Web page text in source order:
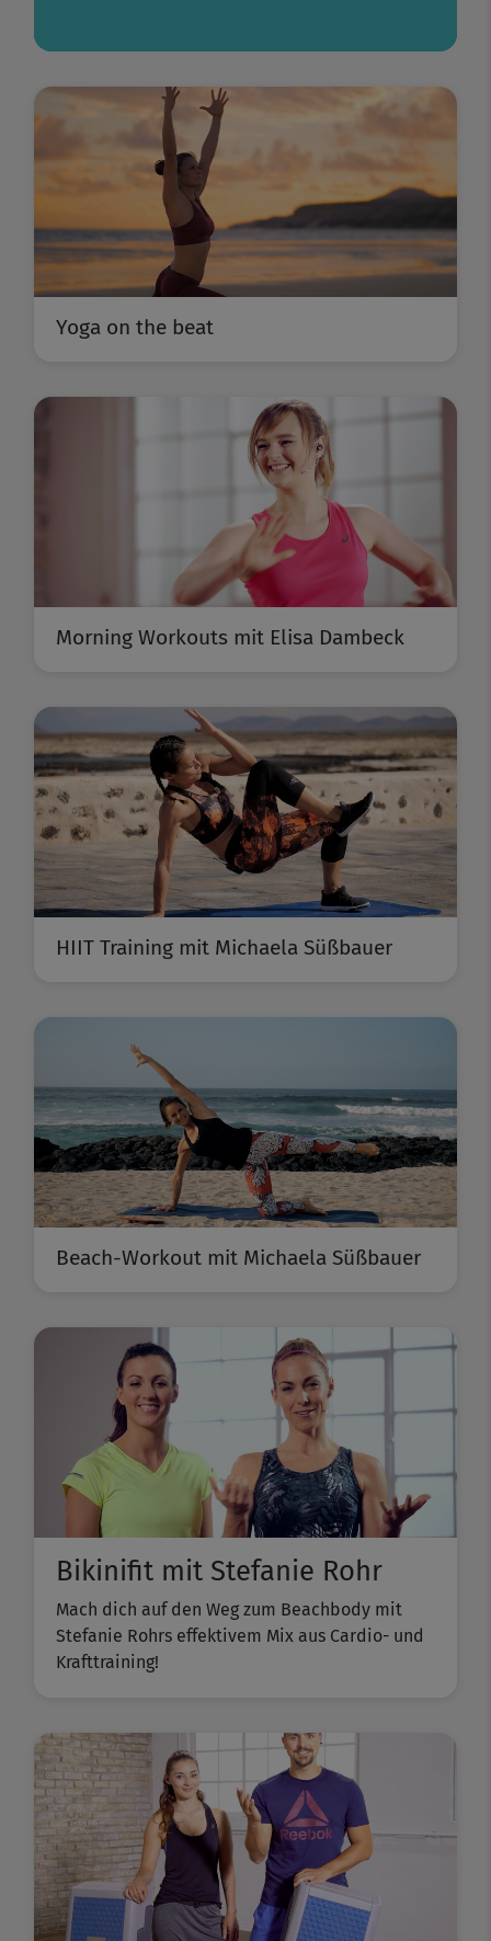
Yoga on the beat
Morning Workouts mit Elisa Dambeck
HIIT Training mit Michaela Süßbauer
Beach-Workout mit Michaela Süßbauer
Bikinifit mit Stefanie Rohr
Mach dich auf den Weg zum Beachbody mit
Stefanie Rohrs effektivem Mix aus Cardio- und
Krafttraining!